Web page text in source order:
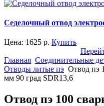
Седелочный отвод
Цена: 1625 р. Купить
Главная Соединительные
Отводы литые пэ Отвод пэ
мм 90 град SDR13,6
Отвод пэ 100